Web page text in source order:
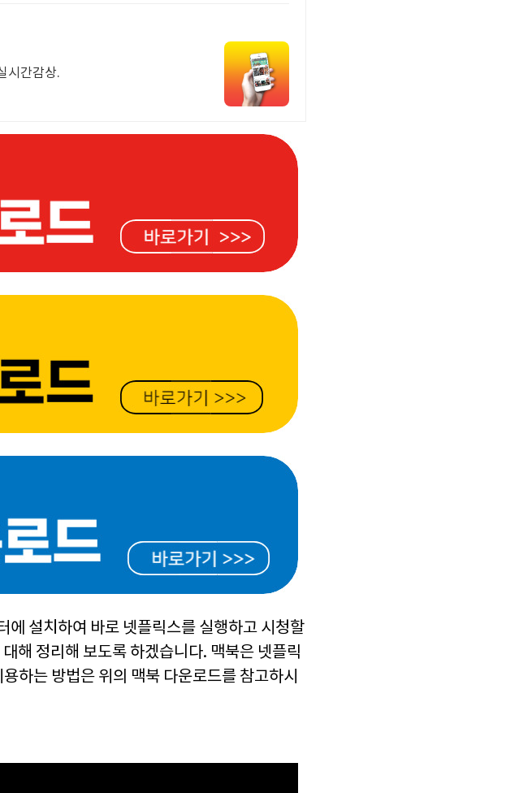
시간감상.
에 설치하여 바로 넷플릭스를 실행하고 시청할
해 정리해 보도록 하겠습니다. 맥북은 넷플릭
하는 방법은 위의 맥북 다운로드를 참고하시